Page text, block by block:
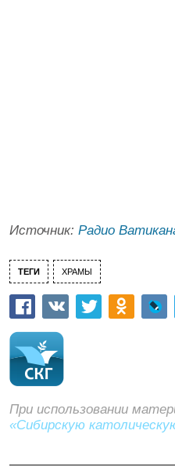
Источник: Радио
ТЕГИ ХРАМЫ
При использовании
«Сибирскую